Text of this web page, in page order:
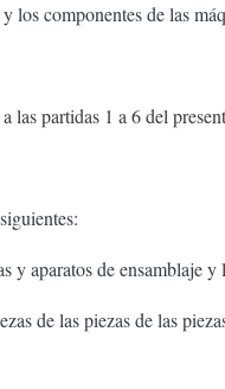
los componentes de las
las partidas 1 a 6 del
aparatos de ensamblaje y
de las piezas de las